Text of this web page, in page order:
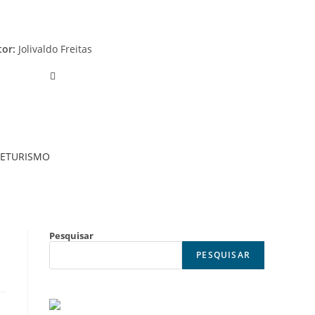
Jolivaldo Freitas
TURISMO
Pesquisar
PESQUISAR